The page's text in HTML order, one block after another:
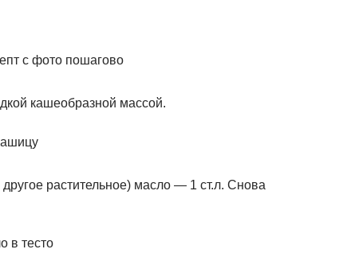
кашеобразной массой.
растительное) масло — 1 ст.л. Снова